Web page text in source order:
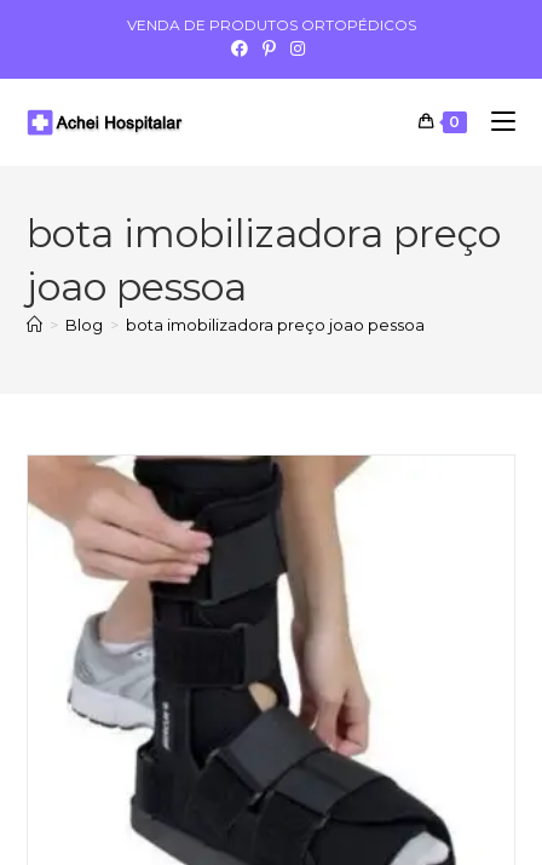
VENDA DE PRODUTOS ORTOPÉDICOS
0
bota imobilizadora preço
joao pessoa
> Blog > bota imobilizadora preço joao pessoa